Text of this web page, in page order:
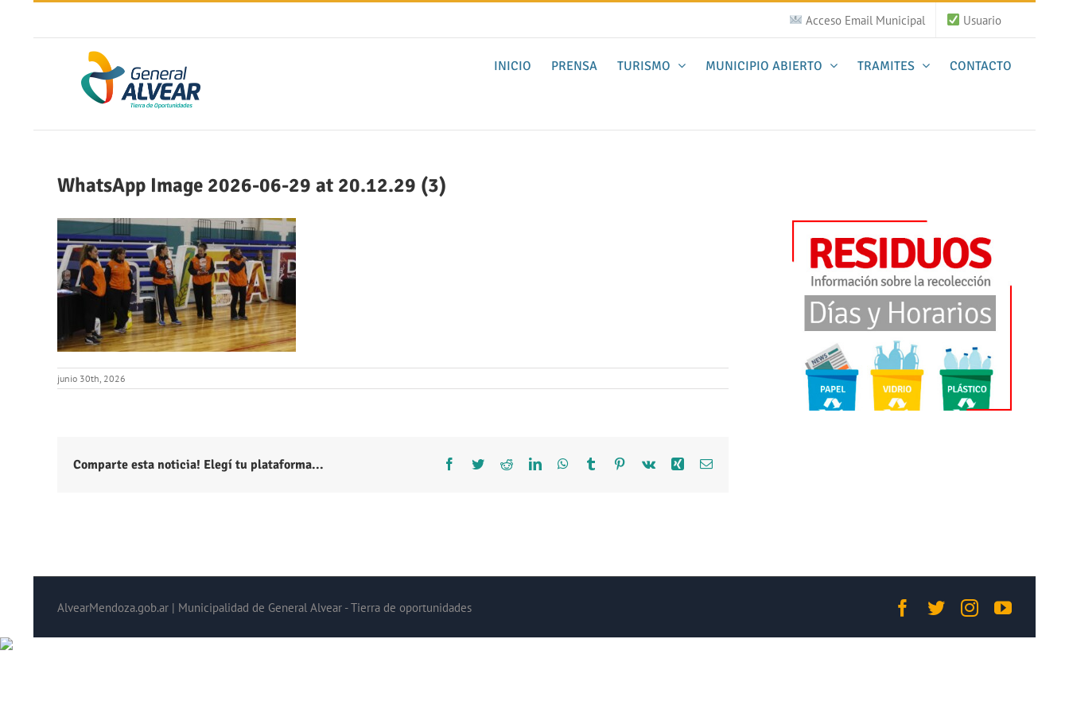
contenido
Acceso Email Municipal Usuario
INICIO PRENSA TURISMO MUNICIPIO ABIERTO TRAMITES CONTACTO
WhatsApp Image 2026-06-29 at 20.12.29 (3)
junio 30th, 2026
Comparte esta noticia! Elegí tu plataforma... Facebook
TwitterRedditLinkedInWhatsApp
Tumblr Pinterest
Vk Xing Correo
AlvearMendoza.gob.ar | Municipalidad de General Alvear - Tierra de oportunidades Facebook
TwitterInstagram